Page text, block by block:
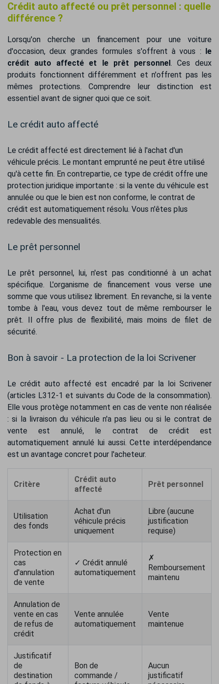
Crédit auto affecté ou prêt personnel : quelle
différence ?
Lorsqu'on cherche un financement pour une voiture
d'occasion, deux grandes formules s'offrent à vous : le
crédit auto affecté et le prêt personnel. Ces deux
produits fonctionnent différemment et n'offrent pas les
mêmes protections. Comprendre leur distinction est
essentiel avant de signer quoi que ce soit.
Le crédit auto affecté
Le crédit affecté est directement lié à l'achat d'un
véhicule précis. Le montant emprunté ne peut être utilisé
qu'à cette fin. En contrepartie, ce type de crédit offre une
protection juridique importante : si la vente du véhicule est
annulée ou que le bien est non conforme, le contrat de
crédit est automatiquement résolu. Vous n'êtes plus
redevable des mensualités.
Le prêt personnel
Le prêt personnel, lui, n'est pas conditionné à un achat
spécifique. L'organisme de financement vous verse une
somme que vous utilisez librement. En revanche, si la vente
tombe à l'eau, vous devez tout de même rembourser le
prêt. Il offre plus de flexibilité, mais moins de filet de
sécurité.
Bon à savoir - La protection de la loi Scrivener
Le crédit auto affecté est encadré par la loi Scrivener
(articles L312-1 et suivants du Code de la consommation).
Elle vous protège notamment en cas de vente non réalisée
: si la livraison du véhicule n'a pas lieu ou si le contrat de
vente est annulé, le contrat de crédit est
automatiquement annulé lui aussi. Cette interdépendance
est un avantage concret pour l'acheteur.
Critère
Crédit auto
affecté
Prêt personnel
Utilisation
des fonds
Achat d'un
véhicule précis
uniquement
Libre (aucune
justification
requise)
Protection en
cas
d'annulation
de vente
✓ Crédit annulé
automatiquement
✗
Remboursement
maintenu
Annulation de
vente en cas
de refus de
crédit
Vente annulée
automatiquement
Vente
maintenue
Justificatif
de
destination
Bon de
commande /
Aucun
justificatif